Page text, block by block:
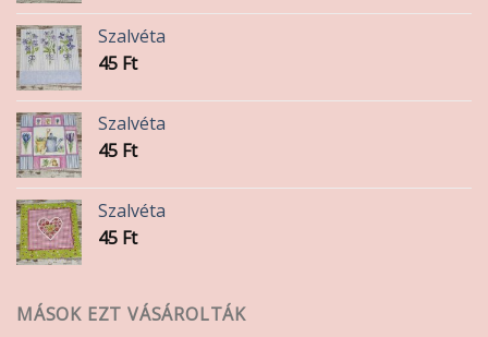
Szalvéta
45 Ft
Szalvéta
45 Ft
Szalvéta
45 Ft
MÁSOK EZT VÁSÁROLTÁK